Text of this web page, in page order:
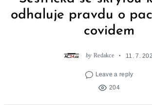
odhaluje pravdu o
covidem
by Redakce 11. 7.
Leave a reply
204